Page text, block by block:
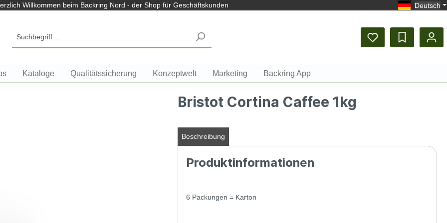
Backring Nord Shop
Willkommen beim Backring Nord - der Shop für Geschäftskunden Deutsch
Kataloge Qualitätssicherung Konzeptwelt Marketing Backring App
Bristot Cortina Caffee 1kg
Beschreibung
Produktinformationen
6 Packungen = Karton